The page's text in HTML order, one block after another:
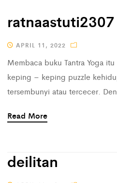
ratnaastuti2307
APRIL 11, 2022
Membaca buku Tantra Yoga
keping – keping puzzle
tersembunyi atau tercecer.
Read More
deilitan